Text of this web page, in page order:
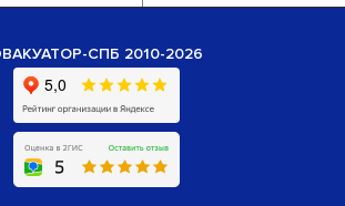
СПБ 2010-2026